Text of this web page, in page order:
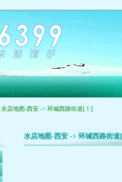
水店地图-西安 -> 环城西路街道[ 1 ]
水店地图-西安 -> 环城西路街道